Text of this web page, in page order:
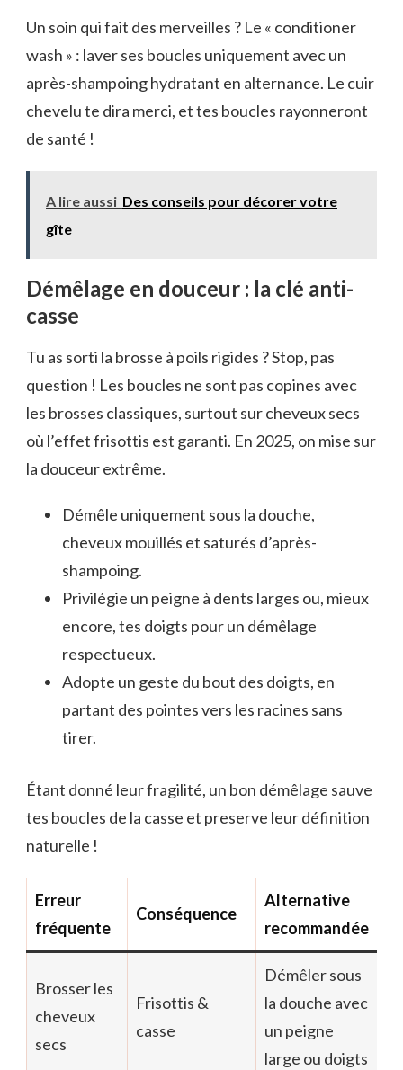
Un soin qui fait des merveilles ? Le « conditioner
wash » : laver ses boucles uniquement avec un
après-shampoing hydratant en alternance. Le cuir
chevelu te dira merci, et tes boucles rayonneront
de santé !
A lire aussi Des conseils pour décorer votre
gîte
Démêlage en douceur : la clé anti-
casse
Tu as sorti la brosse à poils rigides ? Stop, pas
question ! Les boucles ne sont pas copines avec
les brosses classiques, surtout sur cheveux secs
où l’effet frisottis est garanti. En 2025, on mise sur
la douceur extrême.
Démêle uniquement sous la douche,
cheveux mouillés et saturés d’après-
shampoing.
Privilégie un peigne à dents larges ou, mieux
encore, tes doigts pour un démêlage
respectueux.
Adopte un geste du bout des doigts, en
partant des pointes vers les racines sans
tirer.
Étant donné leur fragilité, un bon démêlage sauve
tes boucles de la casse et preserve leur définition
naturelle !
Erreur
fréquente
Conséquence
Alternative
recommandée
Brosser les
cheveux
secs
Frisottis &
casse
Démêler sous
la douche avec
un peigne
large ou doigts